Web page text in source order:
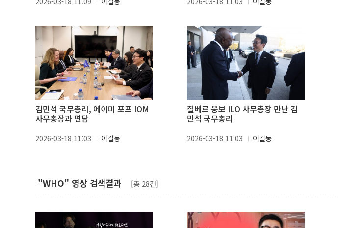
김민석 국무총리, 에이미 포프 IOM
사무총장과 면담
2026-03-18 11:03 이길동
질베르 웅보 ILO 사무총장 만난 김
민석 국무총리
2026-03-18 11:03 이길동
"WHO" 영상 검색결과 [총 28건]